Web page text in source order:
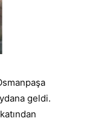
geldi.